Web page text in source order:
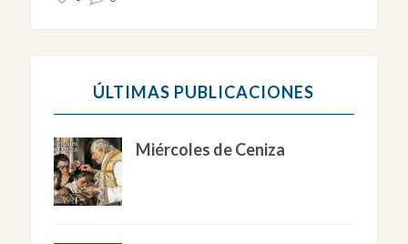
ÚLTIMAS PUBLICACIONES
Miércoles de Ceniza